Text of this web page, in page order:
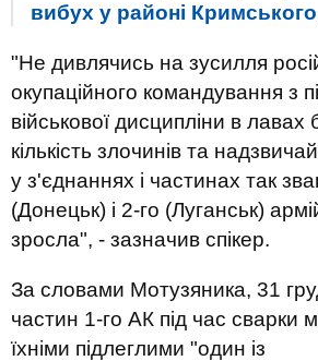
вибух у районі
"Не дивлячись на зусилля
окупаційного командування з
військової дисципліни в лавах
кількість злочинів та
у з'єднаннях і частинах так
(Донецьк) і 2-го (Луганськ)
зросла", - зазначив спікер.
За словами Мотузяника, 31
частин 1-го АК під час сварки
їхніми підлеглими "один із